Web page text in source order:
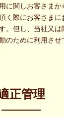
に関しお客さま
く際にお客さま
。但し、当社又
のために利用さ
正管理